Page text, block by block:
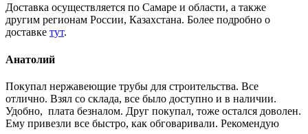
Доставка осуществляется по Самаре и области, а также
другим регионам России, Казахстана. Более подробно о
доставке тут.
Анатолий
Покупал нержавеющие трубы для строительства. Все
отлично. Взял со склада, все было доступно и в наличии.
Удобно, плата безналом. Друг покупал, тоже остался доволен.
Ему привезли все быстро, как обговаривали. Рекомендую